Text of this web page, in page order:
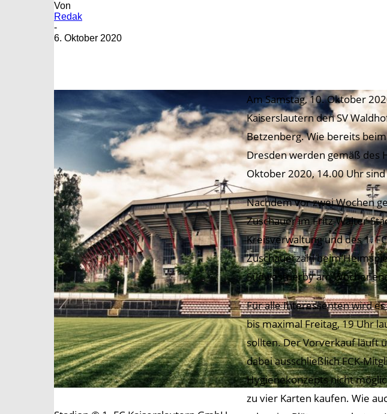
Von
Redak
-
6. Oktober 2020
Am Samstag, 10. Oktober
Kaiserslautern den SV
Betzenberg. Wie bereits
Dresden werden gemäß des
Oktober 2020, 14.00 Uhr
Nachdem vor zwei Wochen
Zuschauer im Fritz-Walter-
Kreisverwaltung und des 1.
Zuschauerzahl beim
Südwestderby am
Für alle Interessenten wird
bis maximal Freitag, 19 Uhr
sollten. Der Vorverkauf läuft
dabei ausschließlich FCK-
Hygienekonzepts nicht
zu vier Karten kaufen. Wie